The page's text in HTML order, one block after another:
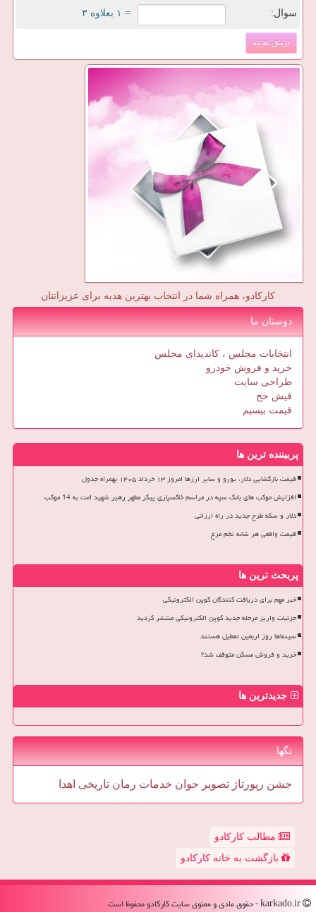
سوال: = ۱ بعلاوه ۳
کارکادو، همراه شما در انتخاب بهترین هدیه برای عزیزانتان
دوستان ما
انتخابات مجلس ، کاندیدای مجلس
خرید و فروش خودرو
طراحی سایت
فیش حج
قیمت بیسیم
پربیننده ترین ها
قیمت بازگشایی دلار، یورو و سایر ارزها امروز ۱۳ خرداد ۱۴۰۵ بهمراه جدول
افزایش موکب های بانک سپه در مراسم خاکسپاری پیکر مطهر رهبر شهید امت به 14 موکب
دلار و سکه طرح جدید در راه ارزانی
قیمت واقعی هر شانه تخم مرغ
پربحث ترین ها
خبر مهم برای دریافت کنندگان کوپن الکترونیکی
جزئیات واریز مرحله جدید کوپن الکترونیکی منتشر گردید
سینماها روز اربعین تعطیل هستند
خرید و فروش مسکن متوقف شد؟
جدیدترین ها
تگها
جشن رپورتاژ تصویر جوان خدمات رمان تاریخی اهدا
مطالب کارکادو
بازگشت به خانه کارکادو